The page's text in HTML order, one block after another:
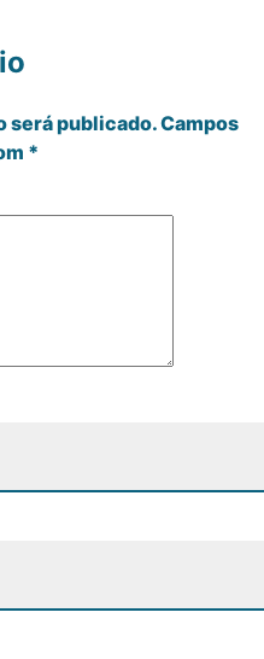
será publicado.Campos
*